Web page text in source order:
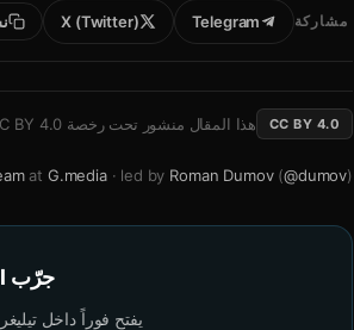
مشاركة Telegram
X (Twitter)
CC BY 4.0 هذا المقال منشور تحت رخصة BY 4.0
at G.media· led by Roman Dumov (@dumov)
جرّب Wall على تيليغرام
يفتح فوراً داخل